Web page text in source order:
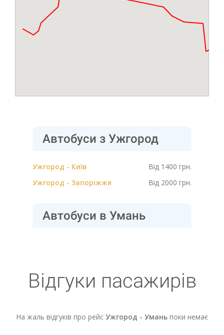
Автобуси з Ужгород
Ужгород - Київ
Від 1400 грн.
Ужгород - Запоріжжя
Від 2000 грн.
Автобуси в Умань
Відгуки пасажирів
На жаль відгуків про рейс Ужгород - Умань поки немає